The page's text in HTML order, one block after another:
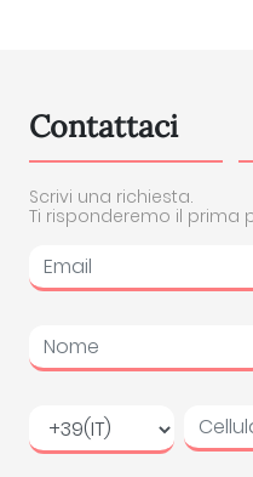
Contattaci
Scrivi una richiesta.
Ti risponderemo il prima